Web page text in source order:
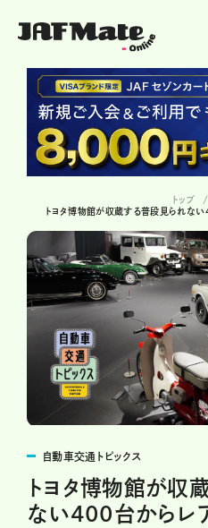
トップ
トヨタ博物館が収蔵する普段見られない
自動車交通トピックス
トヨタ博物館が収
ない400台からレ